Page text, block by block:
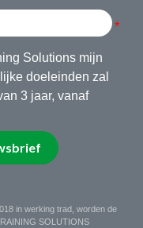
Solutions mijn
doeleinden zal
3 jaar, vanaf
in werking trad, worden de
SOLUTIONS